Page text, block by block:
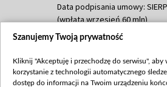
Data podpisania umowy:
(wpłata wrzesień 60 mln)
Dofinansowanie 635 783 051,21
(wpłata wrzesień 100 mln,
mln, listopad 265 mln)
Szanujemy Twoją prywatność
Kliknij "Akceptuję i przechodzę do serwisu", aby
korzystanie z technologii automatycznego
dostęp do informacji na Twoim urządzeniu